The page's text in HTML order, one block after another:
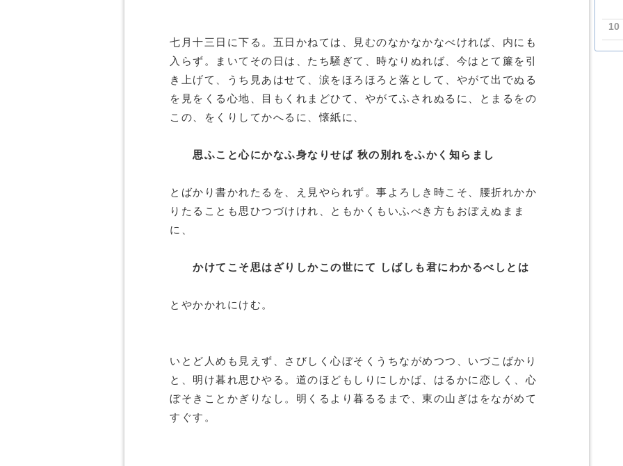
七月十三日に下る。五日かねては、見むのなかなかなべければ、内にも
入らず。まいてその日は、たち騒ぎて、時なりぬれば、今はとて簾を引
き上げて、うち見あはせて、涙をほろほろと落として、やがて出でぬる
を見をくる心地、目もくれまどひて、やがてふされぬるに、とまるをの
この、をくりしてかへるに、懐紙に、
思ふこと心にかなふ身なりせば 秋の別れをふかく知らまし
とばかり書かれたるを、え見やられず。事よろしき時こそ、腰折れかか
りたることも思ひつづけけれ、ともかくもいふべき方もおぼえぬまま
に、
かけてこそ思はざりしかこの世にて しばしも君にわかるべしとは
とやかかれにけむ。
いとど人めも見えず、さびしく心ぼそくうちながめつつ、いづこばかり
と、明け暮れ思ひやる。道のほどもしりにしかば、はるかに恋しく、心
ぼそきことかぎりなし。明くるより暮るるまで、東の山ぎはをながめて
すぐす。
10